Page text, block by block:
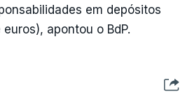
em depósitos
apontou o BdP.